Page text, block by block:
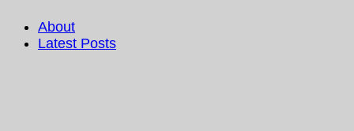
About
Latest Posts